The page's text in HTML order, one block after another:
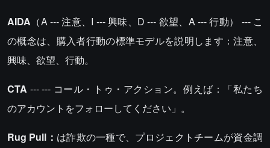
AIDA （A --- 注意、I --- 興味、D --- 欲望、A --- 行動） --- こ
の概念は、購入者行動の標準モデルを説明します：注意、
興味、欲望、行動。
CTA --- --- コール・トゥ・アクション。例えば：「私たち
のアカウントをフォローしてください」。
Rug Pull： は詐欺の一種で、プロジェクトチームが資金調